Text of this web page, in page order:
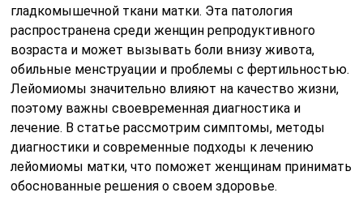
гладкомышечной ткани матки. Эта патология
распространена среди женщин репродуктивного
возраста и может вызывать боли внизу живота,
обильные менструации и проблемы с фертильностью.
Лейомиомы значительно влияют на качество жизни,
поэтому важны своевременная диагностика и
лечение. В статье рассмотрим симптомы, методы
диагностики и современные подходы к лечению
лейомиомы матки, что поможет женщинам принимать
обоснованные решения о своем здоровье.